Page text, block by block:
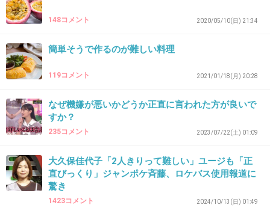
28. 匿名2026/07/07(火) 22:24:46
昔はクレカとEdyやIdぐらいしかなかったけど
染みがあるから
Idって何のID？って思われたんじゃ
2026/07/07(火) 22:25:05
148コメント 2020/05/10(日) 21:34
簡単そうで作るのが難しい料理
119コメント 2021/01/18(月) 20:28
なぜ機嫌が悪いかどうか正直に言われた方が良いで
すか？
235コメント 2023/07/22(土) 01:09
大久保佳代子「2人きりって難しい」ユージも「正
直びっくり」ジャンポケ斉藤、ロケバス使用報道に
驚き
1423コメント 2024/10/13(日) 01:49